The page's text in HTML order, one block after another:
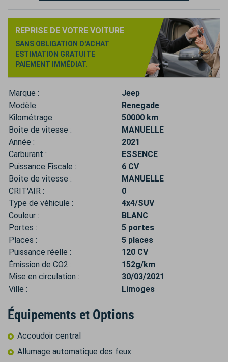
REPRISE DE VOTRE VOITURE
SANS OBLIGATION D'ACHAT
ESTIMATION GRATUITE
PAIEMENT IMMÉDIAT.
Marque :
Jeep
Modèle :
Renegade
Kilométrage :
50000 km
Boîte de vitesse :
MANUELLE
Année :
2021
Carburant :
ESSENCE
Puissance Fiscale :
6 CV
Boîte de vitesse :
MANUELLE
CRIT'AIR :
0
Type de véhicule :
4x4/SUV
Couleur :
BLANC
Portes :
5 portes
Places :
5 places
Puissance réelle :
120 CV
Émission de CO2 :
152g/km
Mise en circulation :
30/03/2021
Ville :
Limoges
Équipements et Options
Accoudoir central
Allumage automatique des feux